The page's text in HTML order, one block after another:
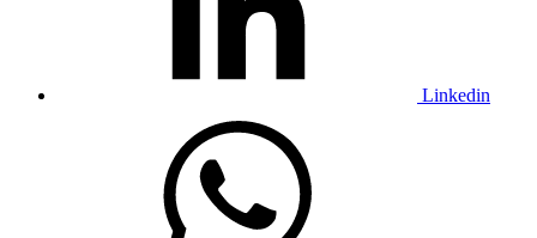
Linkedin